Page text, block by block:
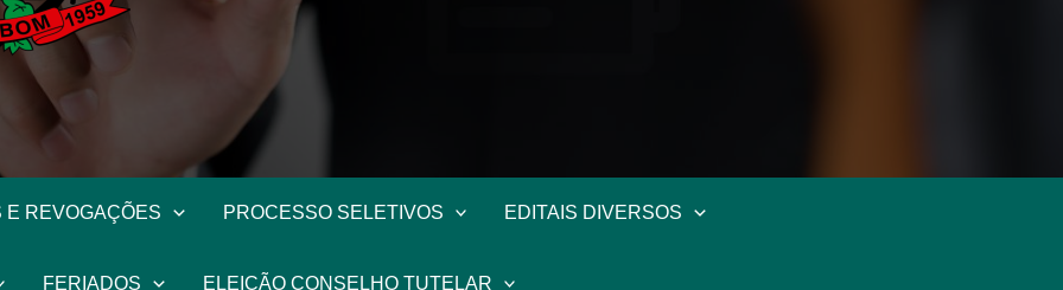
E REVOGAÇÕES PROCESSO SELETIVOS EDITAIS DIVERSOS
FERIADOS ELEIÇÃO CONSELHO TUTELAR